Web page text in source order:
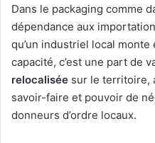
Dans le packaging comme
dépendance aux
qu’un industriel local monte
capacité, c’est une part de
relocalisée sur le territoire,
savoir-faire et pouvoir de
donneurs d’ordre locaux.